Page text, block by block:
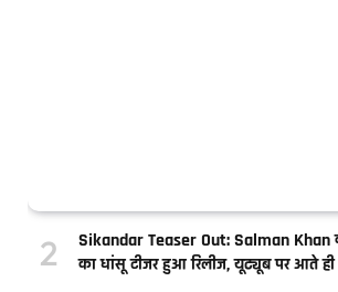
Sikandar Teaser Out: Salman Khan
का धांसू टीजर हुआ रिलीज, यूट्यूब पर आते ही